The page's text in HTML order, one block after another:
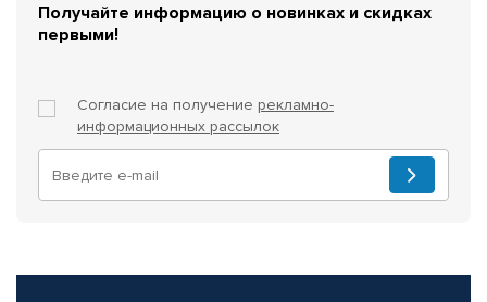
Получайте информацию о новинках и скидках
первыми!
Согласие на получение рекламно-
информационных рассылок